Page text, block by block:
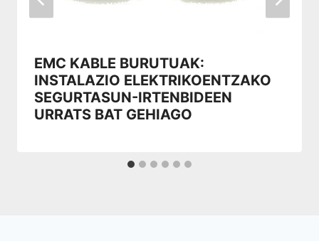
EMC KABLE BURUTUAK:
INSTALAZIO ELEKTRIKOENTZAKO
SEGURTASUN-IRTENBIDEEN
URRATS BAT GEHIAGO